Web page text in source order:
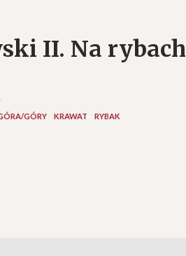
II. Na rybach
GÓRY KRAWAT RYBAK